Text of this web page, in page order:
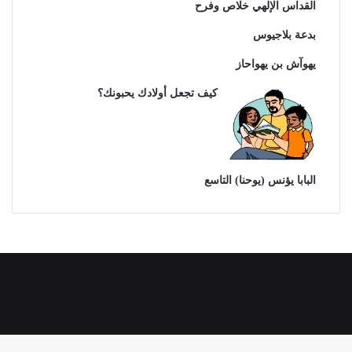
القداس الإلهي خلاص وفرح
بدعة بلاجيوس
يهوآش بن يهواحاز
كيف تجعل أولادك يحبونك؟
البابا يؤنس (يوحنا) التاسع